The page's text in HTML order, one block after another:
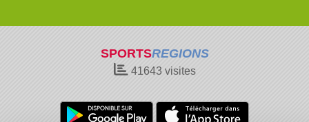
SPORTSREGIONS
41643visites